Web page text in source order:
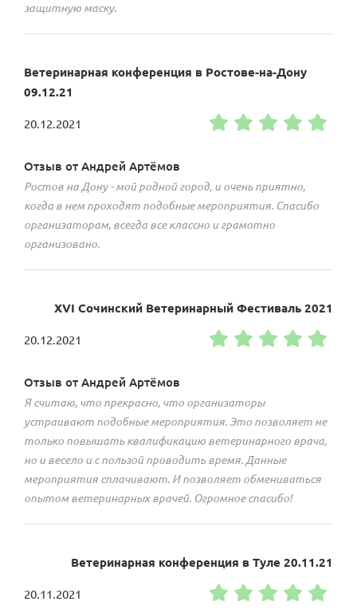
защитную маску.
Ветеринарная конференция в Ростове-на-Дону
09.12.21
20.12.2021
Отзыв от Андрей Артёмов
Ростов на Дону - мой родной город, и очень приятно,
когда в нем проходят подобные мероприятия. Спасибо
организаторам, всегда все классно и грамотно
организовано.
XVI Сочинский Ветеринарный Фестиваль 2021
20.12.2021
Отзыв от Андрей Артёмов
Я считаю, что прекрасно, что организаторы
устраивают подобные мероприятия. Это позволяет не
только повышать квалификацию ветеринарного врача,
но и весело и с пользой проводить время. Данные
мероприятия сплачивают. И позволяет обмениваться
опытом ветеринарных врачей. Огромное спасибо!
Ветеринарная конференция в Туле 20.11.21
20.11.2021